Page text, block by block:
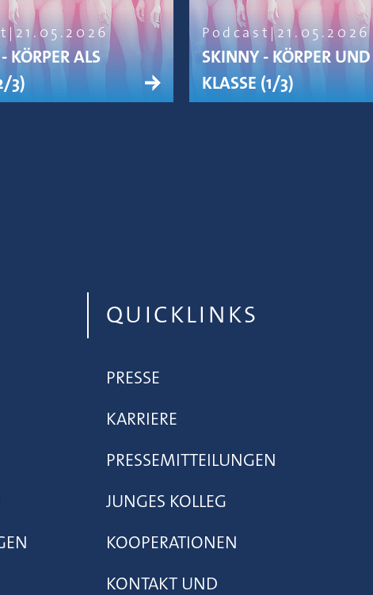
21.05.2026
KÖRPER ALS
3)
Podcast 21.05.2026
SKINNY - KÖRPER UND
KLASSE (1/3)
QUICKLINKS
PRESSE
KARRIERE
PRESSEMITTEILUNGEN
JUNGES KOLLEG
KOOPERATIONEN
KONTAKT UND